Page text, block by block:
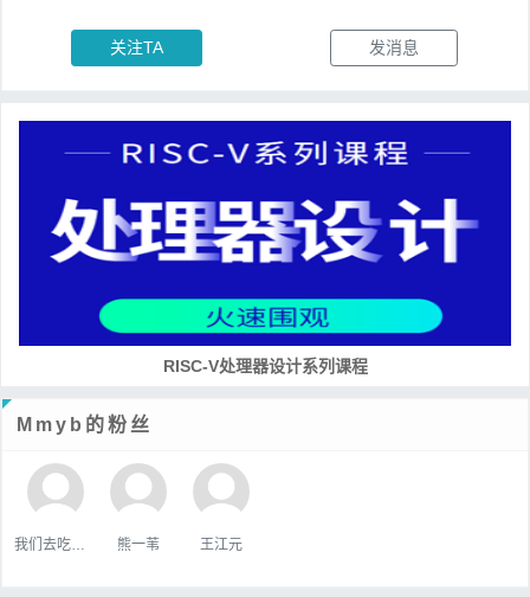
关注TA 发消息
RISC-V处理器设计系列课程
Mmyb的粉丝
熊一苇 王江元